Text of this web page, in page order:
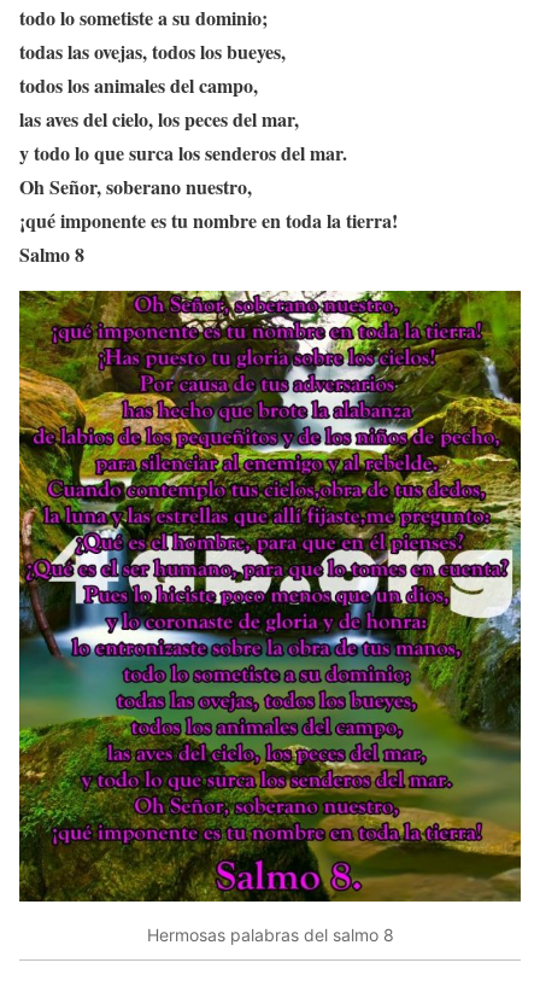
todo lo sometiste a su dominio;
todas las ovejas, todos los bueyes,
todos los animales del campo,
las aves del cielo, los peces del mar,
y todo lo que surca los senderos del mar.
Oh Señor, soberano nuestro,
¡qué imponente es tu nombre en toda la tierra!
Salmo 8
Hermosas palabras del salmo 8